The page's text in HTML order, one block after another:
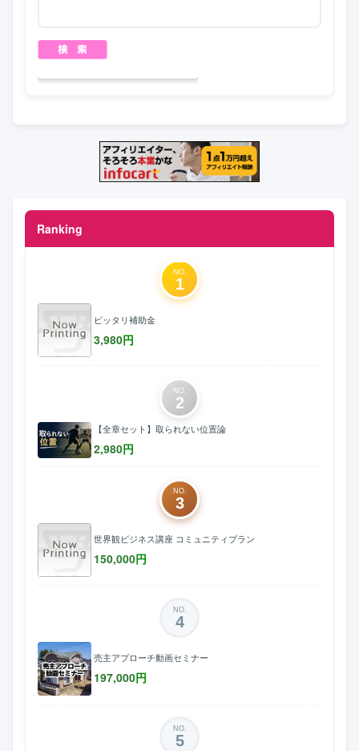
Ranking
NO.
1
ピッタリ補助金
3,980円
NO.
2
【全章セット】取られない位置論
2,980円
NO.
3
世界観ビジネス講座 コミュニティプラン
150,000円
NO.
4
売主アプローチ動画セミナー
197,000円
NO.
5